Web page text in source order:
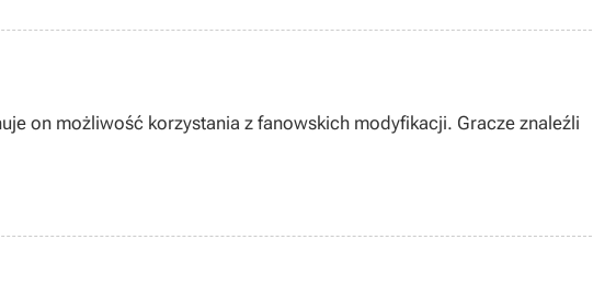
on możliwość korzystania z fanowskich modyfikacji. Gracze znaleźli